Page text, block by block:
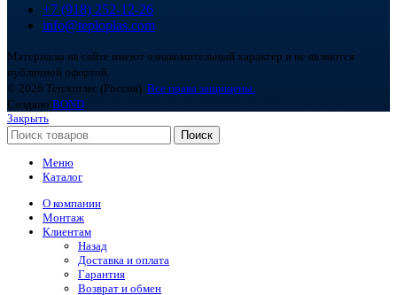
+7 (918) 252-12-26
info@teploplas.com
Материалы на сайте имеют ознакомительный характер и не являются
публичной офертой.
© 2026 Теплоплас (Россия). Все права защищены.
Создано BOND
Закрыть
Поиск
Меню
Каталог
О компании
Монтаж
Клиентам
Назад
Доставка и оплата
Гарантия
Возврат и обмен